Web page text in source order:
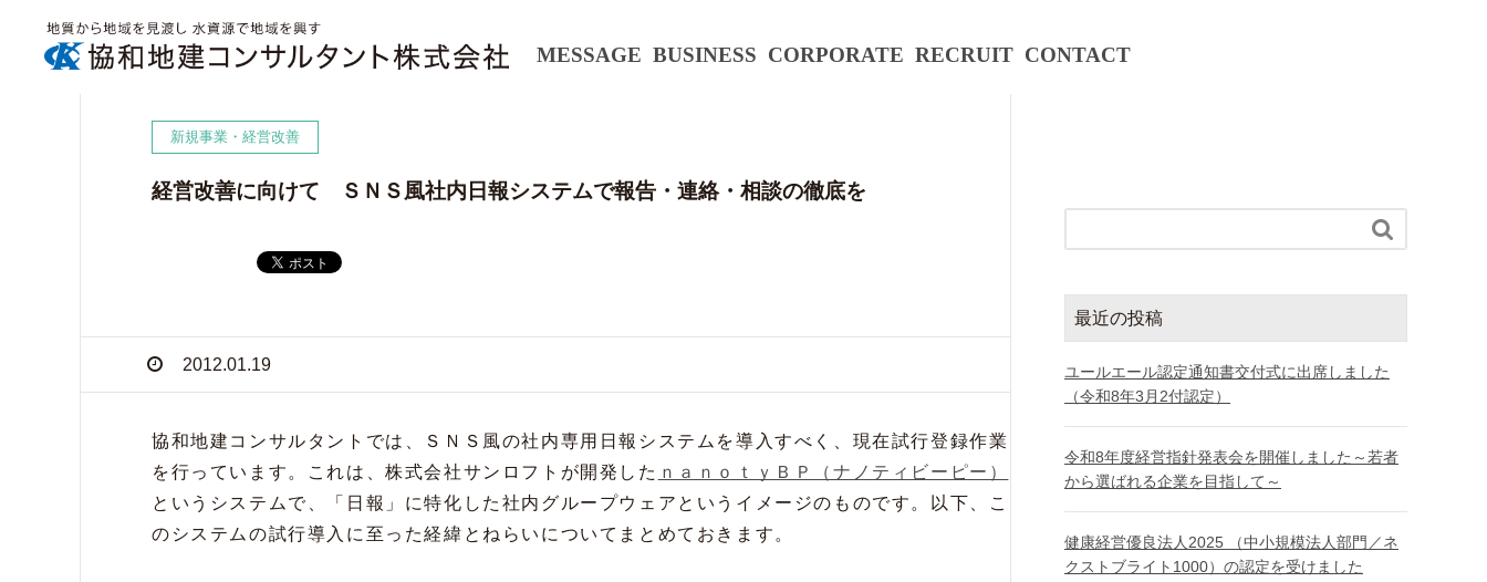
MESSAGE BUSINESS CORPORATE RECRUIT CONTACT
新規事業・経営改善
経営改善に向けて ＳＮＳ風社内日報システムで報告・連絡・相談の徹底を
2012.01.19
協和地建コンサルタントでは、ＳＮＳ風の社内専用日報システムを導入すべく、現在試行登録作業
を行っています。これは、株式会社サンロフトが開発した ｎａｎｏｔｙＢＰ（ナノティビーピー）
というシステムで、「日報」に特化した社内グループウェアというイメージのものです。以下、こ
のシステムの試行導入に至った経緯とねらいについてまとめておきます。

最近の投稿
ユールエール認定通知書交付式に出席しました
（令和8年3月2付認定）
令和8年度経営指針発表会を開催しました～若者
から選ばれる企業を目指して～
健康経営優良法人2025 （中小規模法人部門／ネ
クストブライト1000）の認定を受けました